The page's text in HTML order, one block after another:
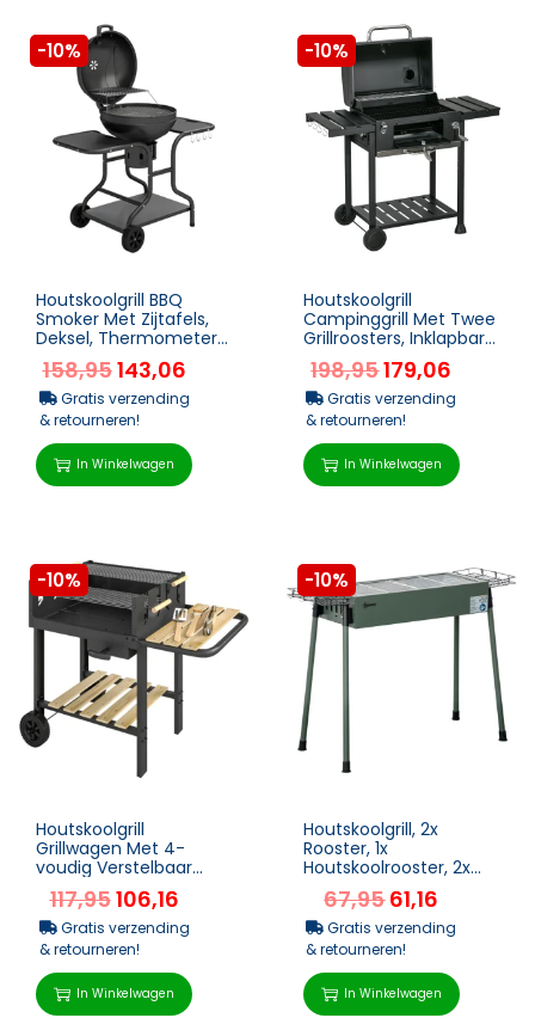
-10%
Houtskoolgrill BBQ
Smoker Met Zijtafels,
Deksel, Thermometer,
Wielen 129 X 63,5 X
106,5 Cm
158,95143,06
Gratis verzending
& retourneren!
In Winkelwagen
-10%
Houtskoolgrill
Campinggrill Met Twee
Grillroosters, Inklapbare
Zijtafels, Grillwagen Met
Plank En Ha...
198,95179,06
Gratis verzending
& retourneren!
In Winkelwagen
-10%
Houtskoolgrill
Grillwagen Met 4-
voudig Verstelbaar
Grillrooster 2 Houten
Planken 2 Wielen Asbak
99,5...
117,95106,16
Gratis verzending
& retourneren!
In Winkelwagen
-10%
Houtskoolgrill, 2x
Rooster, 1x
Houtskoolrooster, 2x
Zijmand, Roestvrij Staal,
Donkergroen, 77 X 30
X...
67,9561,16
Gratis verzending
& retourneren!
In Winkelwagen